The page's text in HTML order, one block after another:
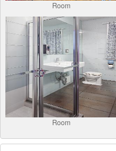
Room
Room